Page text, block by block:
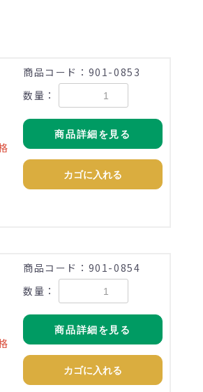
商品コード：901-0853
数量：
商品詳細を見る
カゴに入れる
商品コード：901-0854
数量：
商品詳細を見る
カゴに入れる